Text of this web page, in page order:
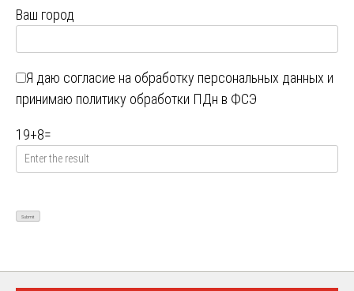
Ваш город
Я даю согласие на обработку персональных данных и
принимаю политику обработки ПДн в ФСЭ
19+8=